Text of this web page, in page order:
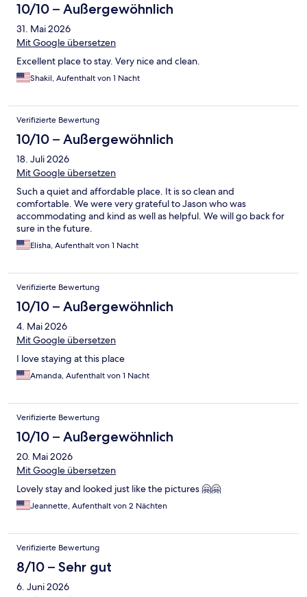
10/10 – Außergewöhnlich
31. Mai 2026
Mit Google übersetzen
Excellent place to stay. Very nice and clean.
Shakil, Aufenthalt von 1 Nacht
Verifizierte Bewertung
10/10 – Außergewöhnlich
18. Juli 2026
Mit Google übersetzen
Such a quiet and affordable place. It is so clean and
comfortable. We were very grateful to Jason who was
accommodating and kind as well as helpful. We will go back for
sure in the future.
Elisha, Aufenthalt von 1 Nacht
Verifizierte Bewertung
10/10 – Außergewöhnlich
4. Mai 2026
Mit Google übersetzen
I love staying at this place
Amanda, Aufenthalt von 1 Nacht
Verifizierte Bewertung
10/10 – Außergewöhnlich
20. Mai 2026
Mit Google übersetzen
Lovely stay and looked just like the pictures 🤗🤗
Jeannette, Aufenthalt von 2 Nächten
Verifizierte Bewertung
8/10 – Sehr gut
6. Juni 2026